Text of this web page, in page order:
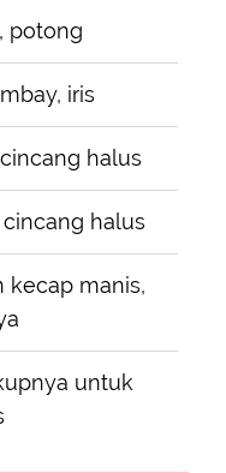
potong
iris
halus
halus
kecap manis,
untuk